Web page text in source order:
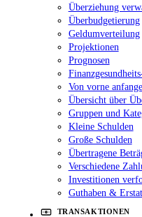
Überziehung
Überbudgetierung
Geldumverteilung
Projektionen
Prognosen
Von vorne
Übersicht über
Gruppen und
Kleine Schulden
Große Schulden
Übertragene
Verschiedene
Investitionen
Guthaben &
TRANSAKTIONEN